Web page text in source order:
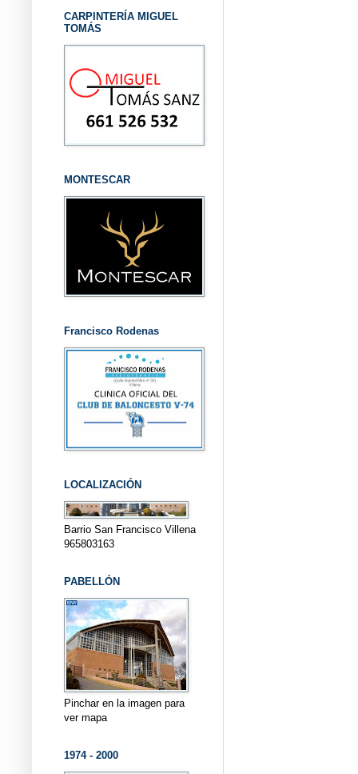
CARPINTERÍA MIGUEL
TOMÁS
MONTESCAR
Francisco Rodenas
LOCALIZACIÓN
Barrio San Francisco Villena
965803163
PABELLÓN
Pinchar en la imagen para
ver mapa
1974 - 2000